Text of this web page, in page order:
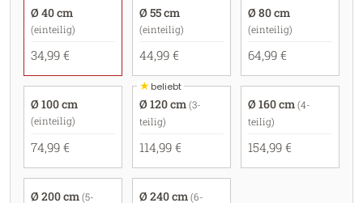
Ø 40 cm
(einteilig)
34,99 €
Ø 55 cm
(einteilig)
44,99 €
Ø 80 cm
(einteilig)
64,99 €
Ø 100 cm
(einteilig)
74,99 €
★beliebt
Ø 120 cm (3-
teilig)
114,99 €
Ø 160 cm (4-
teilig)
154,99 €
Ø 200 cm (5-
Ø 240 cm (6-